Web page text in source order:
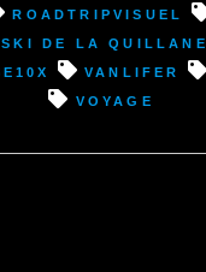
roadtripvisuel
de la Quillane
vanlifer
voyage